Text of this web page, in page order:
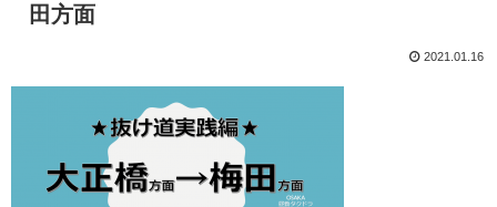
田方面
2021.01.16